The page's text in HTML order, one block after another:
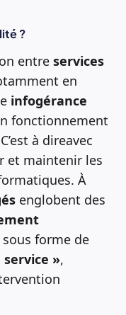
?
entre services
en
infogérance
fonctionnement
à direavec
et maintenir les
À
englobent des
forme de
»,